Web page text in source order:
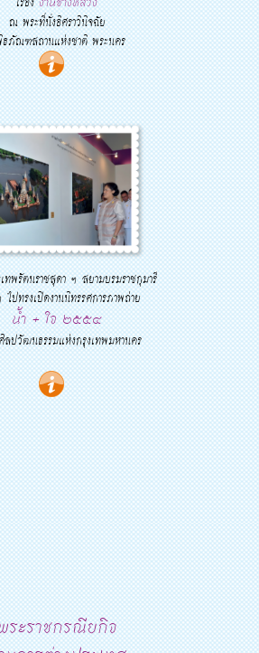
ณ พระที่นั่งอิศราวินิจฉัย
ภัณฑสถานแห่งชาติ พระนคร
ทพรัตนราชสุดา ฯ สยามบรมราชกุมารี
ปทรงเปิดงานนิทรรศการภาพถ่าย
น้ำ + ใจ ๒๕๕๔
ปวัฒนธรรมแห่งกรุงเทพมหานคร
ระราชกรณียกิจ